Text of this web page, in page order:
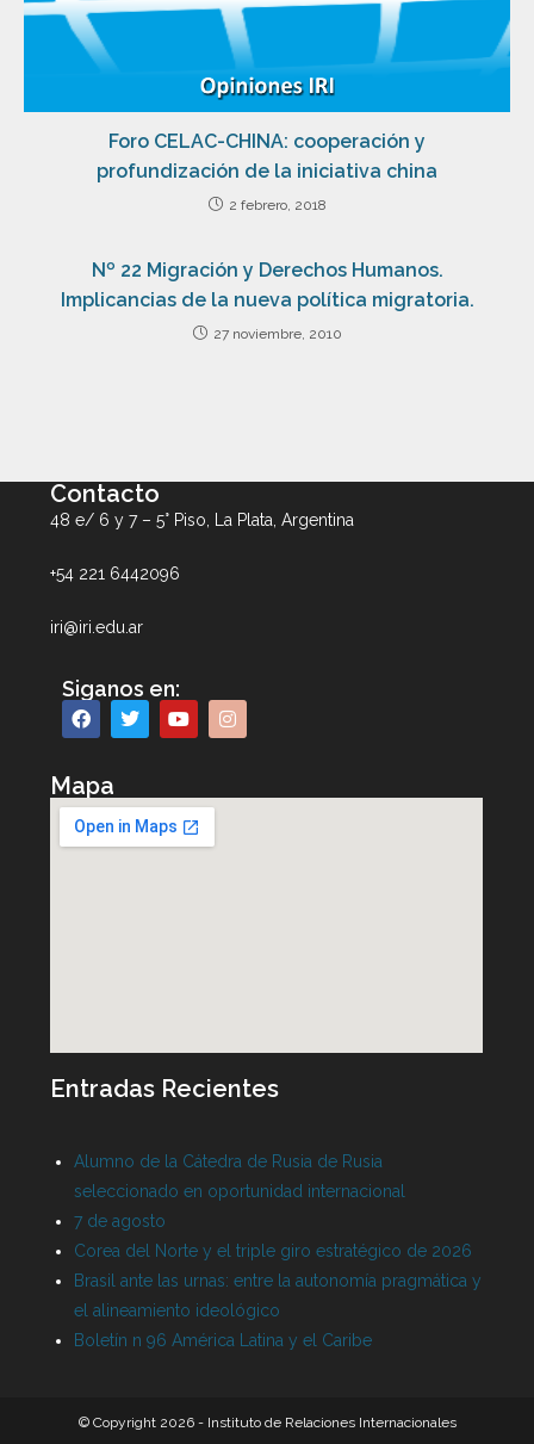
Foro CELAC-CHINA: cooperación y
profundización de la iniciativa china
2 febrero, 2018
Nº 22 Migración y Derechos Humanos.
Implicancias de la nueva política migratoria.
27 noviembre, 2010
Contacto
48 e/ 6 y 7 – 5° Piso, La Plata, Argentina
+54 221 6442096
iri@iri.edu.ar
Siganos en:
Mapa
Entradas Recientes
Alumno de la Cátedra de Rusia de Rusia
seleccionado en oportunidad internacional
7 de agosto
Corea del Norte y el triple giro estratégico de 2026
Brasil ante las urnas: entre la autonomía pragmática y
el alineamiento ideológico
Boletín n 96 América Latina y el Caribe
© Copyright 2026 - Instituto de Relaciones Internacionales